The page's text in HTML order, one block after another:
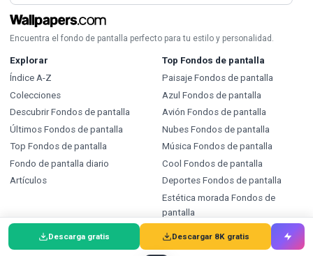
Descarga gratis Descargar 8K gratis
Encuentra el fondo de pantalla perfecto para tu estilo y personalidad.
Explorar
Índice A-Z
Colecciones
Descubrir Fondos de pantalla
Últimos Fondos de pantalla
Top Fondos de pantalla
Fondo de pantalla diario
Artículos
Top Fondos de pantalla
Paisaje Fondos de pantalla
Azul Fondos de pantalla
Avión Fondos de pantalla
Nubes Fondos de pantalla
Música Fondos de pantalla
Cool Fondos de pantalla
Deportes Fondos de pantalla
Estética morada Fondos de
pantalla
pantalla